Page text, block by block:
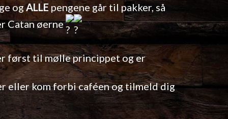
ogALLE pengene går til pakker, så
Catan øerne
først til mølle princippet og er
eller kom forbi caféen og tilmeld dig